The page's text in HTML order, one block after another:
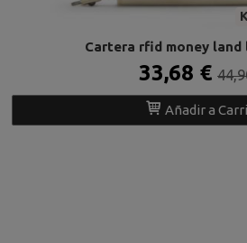
Cartera rfid money
33,68 €
Añadir a